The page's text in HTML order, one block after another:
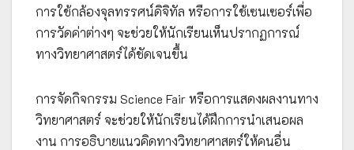
การใช้กล้องจุลทรรศน์ดิจิทัล หรือการใช้เซนเซอร์เพื่อ
การวัดค่าต่างๆ จะช่วยให้นักเรียนเห็นปรากฏการณ์
ทางวิทยาศาสตร์ได้ชัดเจนขึ้น
การจัดกิจกรรม Science Fair หรือการแสดงผลงานทาง
วิทยาศาสตร์ จะช่วยให้นักเรียนได้ฝึกการนำเสนอผล
งาน การอธิบายแนวคิดทางวิทยาศาสตร์ให้คนอื่น